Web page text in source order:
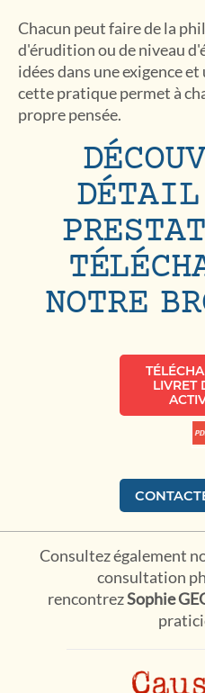
Chacun peut faire de la
d'érudition ou de niveau
idées dans une exigence
cette pratique permet à
propre pensée.
DÉTAIL
NOTRE
LIVRET
Consultez également
consultation
rencontrezSophie